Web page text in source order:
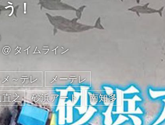
！
@ タイムライン
メ～テレ
メーテレ
直之 砂浜アート
南知多